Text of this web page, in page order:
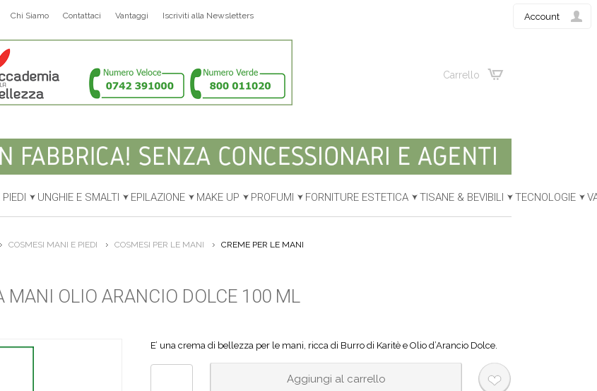
Carrello
Account
Chi Siamo Contattaci Vantaggi Iscriviti alla Newsletters
UNGHIE E SMALTI EPILAZIONE MAKE UP PROFUMI FORNITURE ESTETICA TISANE & BEVIBILI TECNOLOGIE
COSMESI MANI E PIEDI COSMESI PER LE MANI CREME PER LE MANI
MANI OLIO ARANCIO DOLCE 100 ML
E’ una crema di bellezza per le mani, ricca di Burro di Karitè e Olio d’Arancio Dolce.